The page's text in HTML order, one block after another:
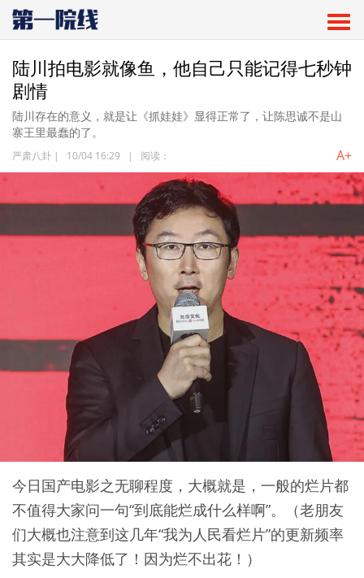
陆川拍电影就像鱼，他自己只能记得七秒钟
剧情
陆川存在的意义，就是让《抓娃娃》显得正常了，让陈思诚不是山
寨王里最蠢的了。
严肃八卦 | 10/04 16:29 | 阅读： A+
今日国产电影之无聊程度，大概就是，一般的烂片都
不值得大家问一句“到底能烂成什么样啊”。（老朋友
们大概也注意到这几年“我为人民看烂片”的更新频率
其实是大大降低了！因为烂不出花！）